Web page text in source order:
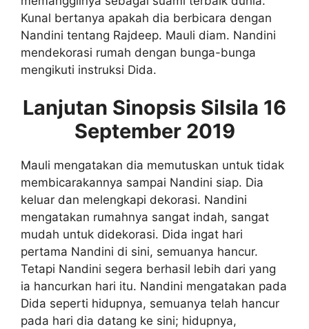
Kunal bertanya apakah dia berbicara dengan
Nandini tentang Rajdeep. Mauli diam. Nandini
mendekorasi rumah dengan bunga-bunga
mengikuti instruksi Dida.
Lanjutan Sinopsis Silsila 16
September 2019
Mauli mengatakan dia memutuskan untuk tidak
membicarakannya sampai Nandini siap. Dia
keluar dan melengkapi dekorasi. Nandini
mengatakan rumahnya sangat indah, sangat
mudah untuk didekorasi. Dida ingat hari
pertama Nandini di sini, semuanya hancur.
Tetapi Nandini segera berhasil lebih dari yang
ia hancurkan hari itu. Nandini mengatakan pada
Dida seperti hidupnya, semuanya telah hancur
pada hari dia datang ke sini; hidupnya,